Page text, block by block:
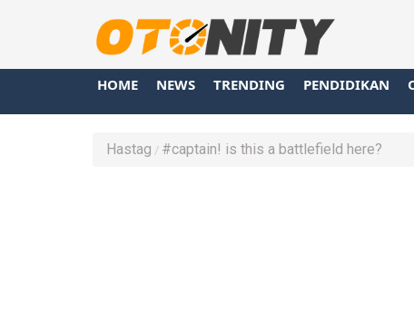
HOME NEWS TRENDING PENDIDIKAN
Hastag #captain! is this a battlefield here?